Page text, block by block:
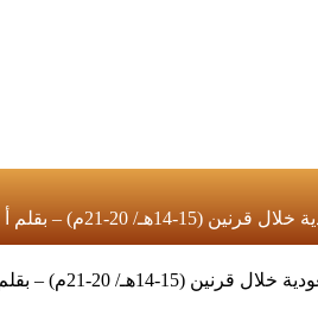
د . غيثان بن علي بن جريس